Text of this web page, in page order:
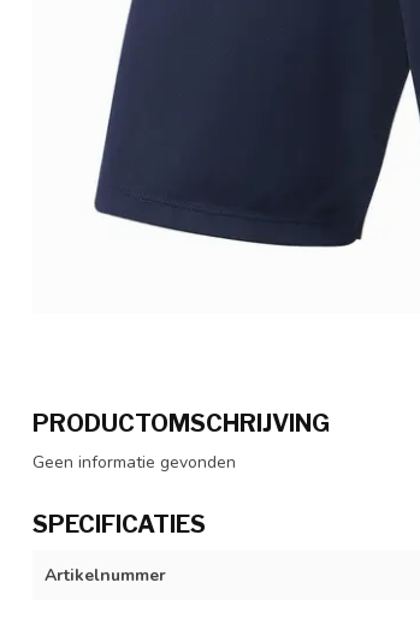
PRODUCTOMSCHRIJVING
Geen informatie gevonden
SPECIFICATIES
Artikelnummer